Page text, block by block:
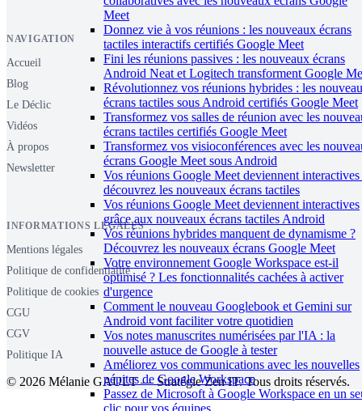
Meet
Donnez vie à vos réunions : les nouveaux écrans
tactiles interactifs certifiés Google Meet
Fini les réunions passives : les nouveaux écrans
Android Neat et Logitech transforment Google
Révolutionnez vos réunions hybrides : les
écrans tactiles sous Android certifiés Google Meet
Transformez vos salles de réunion avec les
écrans tactiles certifiés Google Meet
Transformez vos visioconférences avec les
écrans Google Meet sous Android
Vos réunions Google Meet deviennent interactives
découvrez les nouveaux écrans tactiles
Vos réunions Google Meet deviennent interactives
grâce aux nouveaux écrans tactiles Android
Vos réunions hybrides manquent de dynamisme ?
Découvrez les nouveaux écrans Google Meet
Votre environnement Google Workspace est-il
optimisé ? Les fonctionnalités cachées à activer
d'urgence
Comment le nouveau Googlebook et Gemini sur
Android vont faciliter votre quotidien
Vos notes manuscrites numérisées par l'IA : la
nouvelle astuce de Google à tester
Améliorez vos communications avec les nouvelles
pépites de Google Workspace
Passez de Microsoft à Google Workspace en un
clic pour vos équipes
NAVIGATION
Accueil
Blog
Le Déclic
Vidéos
À propos
Newsletter
INFORMATIONS LÉGALES
Mentions légales
Politique de confidentialité
Politique de cookies
CGU
CGV
Politique IA
© 2026 Mélanie GAULT — Stratégie Zen IT. Tous droits réservés.